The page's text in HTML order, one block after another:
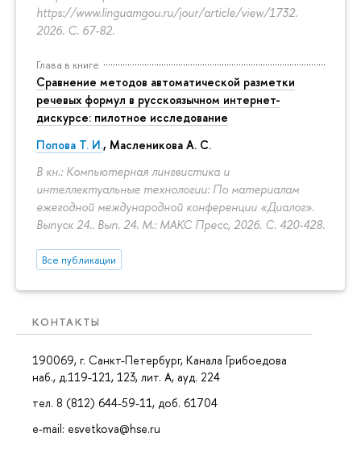
https://www.linguamgou.ru/jour/article/view/1732.
2026. С. 67-82.
Глава в книге
Сравнение методов автоматической разметки
речевых формул в русскоязычном интернет-
дискурсе: пилотное исследование
Попова Т. И., Масленикова А. С.
В кн.: Компьютерная лингвистика и
интеллектуальные технологии: По материалам
ежегодной международной конференции «Диалог».
Выпуск 24.. Вып. 24. М.: МАКС Пресс, 2026. С. 420-428.
Все публикации
КОНТАКТЫ
190069, г. Санкт-Петербург, Канала Грибоедова
наб., д.119-121, 123, лит. А, ауд. 224
тел. 8 (812) 644-59-11, доб. 61704
e-mail: esvetkova@hse.ru